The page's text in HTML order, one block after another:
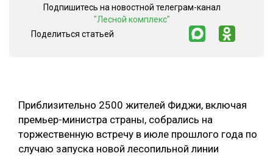
СУШКА ДРЕВЕСИНЫ
МЕБЕЛЬНОЕ ПРОИЗВОДСТВО
Приблизительно 2500 жителей Фиджи, включая
премьер-министра страны, собрались на
торжественную встречу в июле прошлого года по
случаю запуска новой лесопильной линии
Подпишитесь на новостной телеграм-канал
"Лесной комплекс"
Поделиться статьей